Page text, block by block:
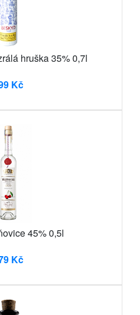
hruška 35% 0,7l
Kč
45% 0,5l
Kč